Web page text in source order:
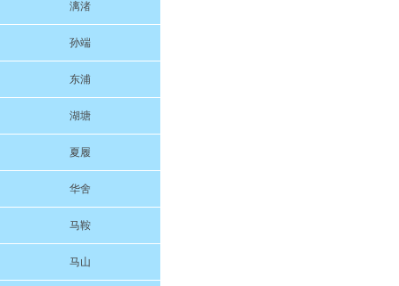
漓渚
孙端
东浦
湖塘
夏履
华舍
马鞍
马山